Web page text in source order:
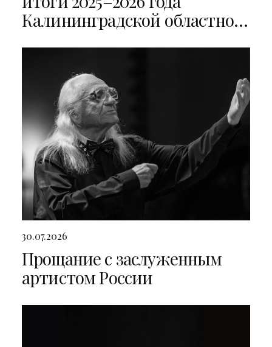
Калининградской областной
30.07.2026
Прощание с заслуженным
артистом России